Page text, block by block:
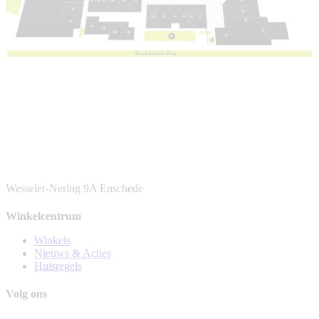
Broek heurne- R ing
Wesseler-Nering 9A Enschede
Winkelcentrum
Winkels
Nieuws & Acties
Huisregels
Volg ons